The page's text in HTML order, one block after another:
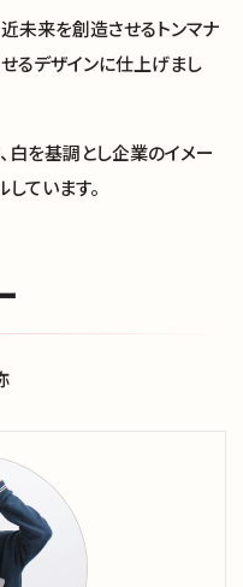
未来を創造させるトンマナ
るデザインに仕上げまし
白を基調とし企業のイメー
ています。